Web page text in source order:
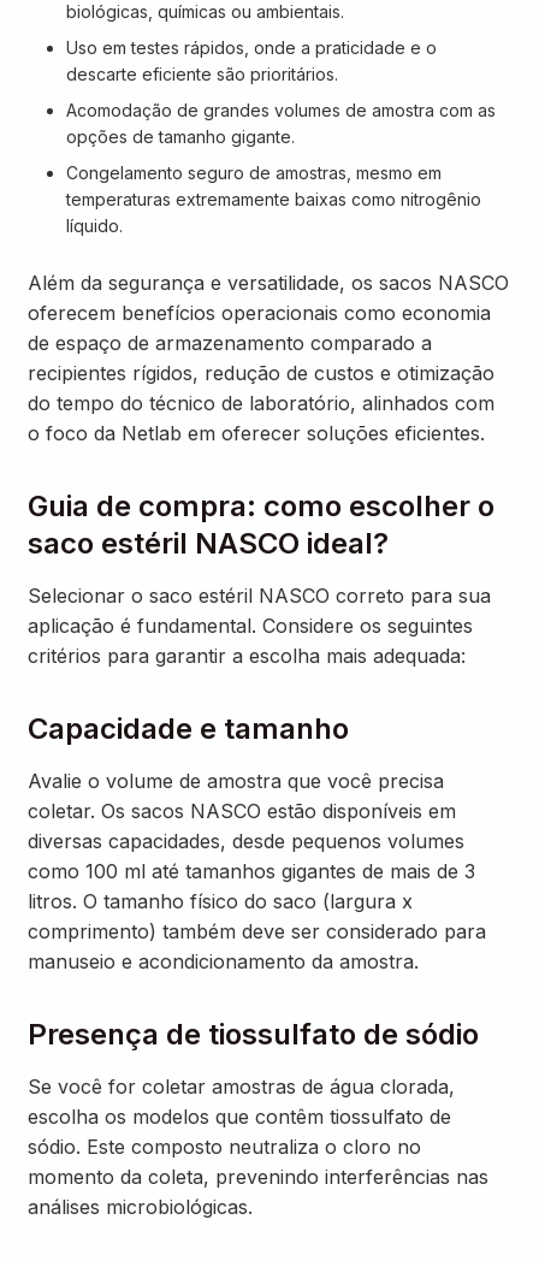
biológicas, químicas ou ambientais.
Uso em testes rápidos, onde a praticidade e o
descarte eficiente são prioritários.
Acomodação de grandes volumes de amostra com as
opções de tamanho gigante.
Congelamento seguro de amostras, mesmo em
temperaturas extremamente baixas como nitrogênio
líquido.
Além da segurança e versatilidade, os sacos NASCO
oferecem benefícios operacionais como economia
de espaço de armazenamento comparado a
recipientes rígidos, redução de custos e otimização
do tempo do técnico de laboratório, alinhados com
o foco da Netlab em oferecer soluções eficientes.
Guia de compra: como escolher o
saco estéril NASCO ideal?
Selecionar o saco estéril NASCO correto para sua
aplicação é fundamental. Considere os seguintes
critérios para garantir a escolha mais adequada:
Capacidade e tamanho
Avalie o volume de amostra que você precisa
coletar. Os sacos NASCO estão disponíveis em
diversas capacidades, desde pequenos volumes
como 100 ml até tamanhos gigantes de mais de 3
litros. O tamanho físico do saco (largura x
comprimento) também deve ser considerado para
manuseio e acondicionamento da amostra.
Presença de tiossulfato de sódio
Se você for coletar amostras de água clorada,
escolha os modelos que contêm tiossulfato de
sódio. Este composto neutraliza o cloro no
momento da coleta, prevenindo interferências nas
análises microbiológicas.